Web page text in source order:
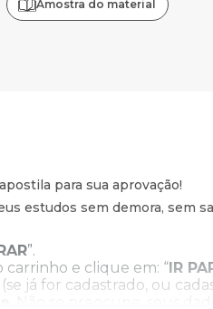
Amostra do material
para sua aprovação!
estudos sem demora, sem
”.
e clique em: “IR
(se já for cadastrado, ou